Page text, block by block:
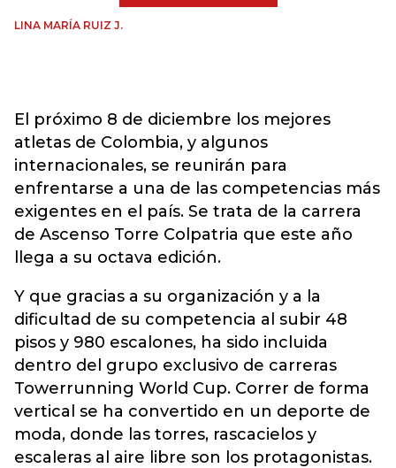
LINA MARÍA RUIZ J.
El próximo 8 de diciembre los mejores
atletas de Colombia, y algunos
internacionales, se reunirán para
enfrentarse a una de las competencias más
exigentes en el país. Se trata de la carrera
de Ascenso Torre Colpatria que este año
llega a su octava edición.
Y que gracias a su organización y a la
dificultad de su competencia al subir 48
pisos y 980 escalones, ha sido incluida
dentro del grupo exclusivo de carreras
Towerrunning World Cup. Correr de forma
vertical se ha convertido en un deporte de
moda, donde las torres, rascacielos y
escaleras al aire libre son los protagonistas.